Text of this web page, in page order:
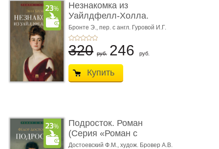
Незнакомка из
Уайлдфелл-Холла.
Роман (Серия «Р� ...
Бронте Э., пер. с англ. Гуровой И.Г.
320 руб. 246 руб.
Купить
Подросток. Роман
(Серия «Роман с
книгой»)
Достоевский Ф.М., худож. Бровер А.В.